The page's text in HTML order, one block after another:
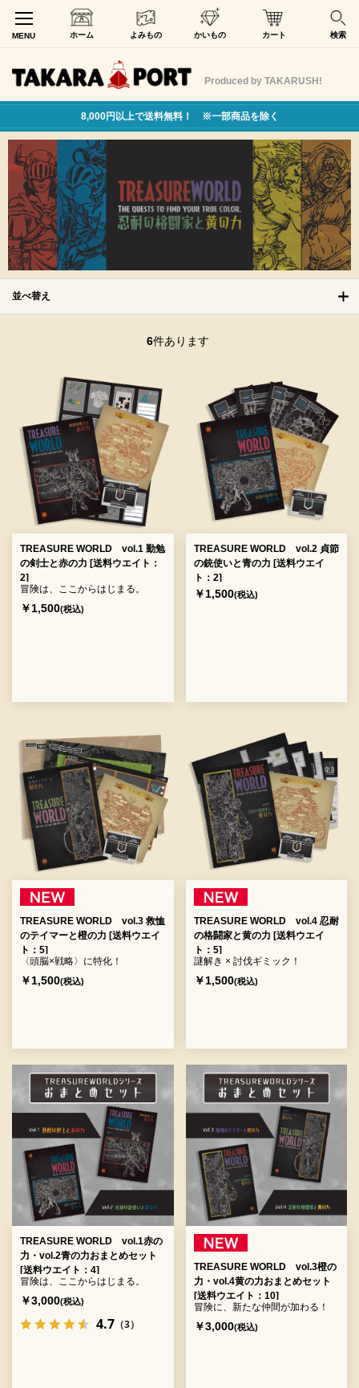
MENU ホーム よみもの かいもの カート 検索
Produced by TAKARUSH!
8,000円以上で送料無料！ ※一部商品を除く
並べ替え
6件あります
TREASURE WORLD vol.1 勤勉
の剣士と赤の力 [送料ウエイト：
2]
冒険は、ここからはじまる。
￥1,500(税込)
TREASURE WORLD vol.2 貞節
の銃使いと青の力 [送料ウエイ
ト：2]
￥1,500(税込)
TREASURE WORLD vol.3 救恤
のテイマーと橙の力 [送料ウエイ
ト：5]
〈頭脳×戦略〉に特化！
￥1,500(税込)
TREASURE WORLD vol.4 忍耐
の格闘家と黄の力 [送料ウエイ
ト：5]
謎解き × 討伐ギミック！
￥1,500(税込)
TREASURE WORLD vol.1赤の
力・vol.2青の力おまとめセット
[送料ウエイト：4]
冒険は、ここからはじまる。
￥3,000(税込)
4.7 （3）
TREASURE WORLD vol.3橙の
力・vol.4黄の力おまとめセット
[送料ウエイト：10]
冒険に、新たな仲間が加わる！
￥3,000(税込)